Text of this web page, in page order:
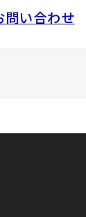
問い合わせ